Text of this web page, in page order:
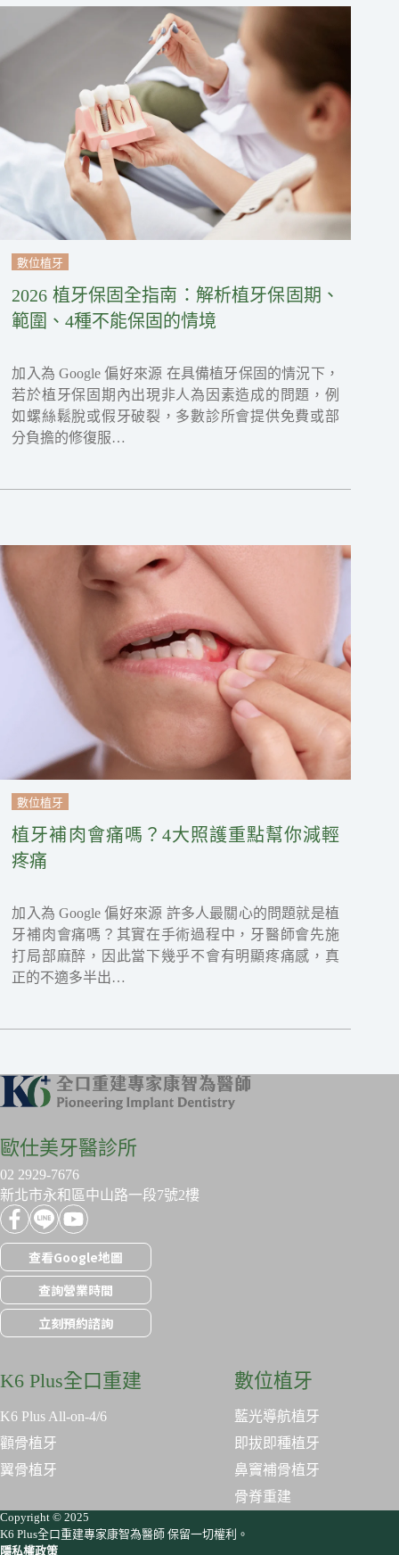
數位植牙
2026 植牙保固全指南：解析植牙保固期、
範圍、4種不能保固的情境
加入為 Google 偏好來源 在具備植牙保固的情況下，
若於植牙保固期內出現非人為因素造成的問題，例
如螺絲鬆脫或假牙破裂，多數診所會提供免費或部
分負擔的修復服…
數位植牙
植牙補肉會痛嗎？4大照護重點幫你減輕
疼痛
加入為 Google 偏好來源 許多人最關心的問題就是植
牙補肉會痛嗎？其實在手術過程中，牙醫師會先施
打局部麻醉，因此當下幾乎不會有明顯疼痛感，真
正的不適多半出…
歐仕美牙醫診所
02 2929-7676
新北市永和區中山路一段7號2樓
查看Google地圖
查詢營業時間
立刻預約諮詢
K6 Plus全口重建
K6 Plus All-on-4/6
顴骨植牙
翼骨植牙
數位植牙
藍光導航植牙
即拔即種植牙
鼻竇補骨植牙
骨脊重建
Copyright © 2025
K6 Plus全口重建專家康智為醫師 保留一切權利。
隱私權政策